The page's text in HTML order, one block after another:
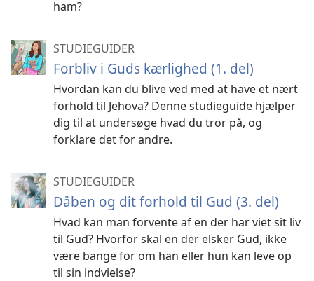
ham?
STUDIEGUIDER
Forbliv i Guds kærlighed (1. del)
Hvordan kan du blive ved med at have et nært
forhold til Jehova? Denne studieguide hjælper
dig til at undersøge hvad du tror på, og
forklare det for andre.
STUDIEGUIDER
Dåben og dit forhold til Gud (3. del)
Hvad kan man forvente af en der har viet sit liv
til Gud? Hvorfor skal en der elsker Gud, ikke
være bange for om han eller hun kan leve op
til sin indvielse?